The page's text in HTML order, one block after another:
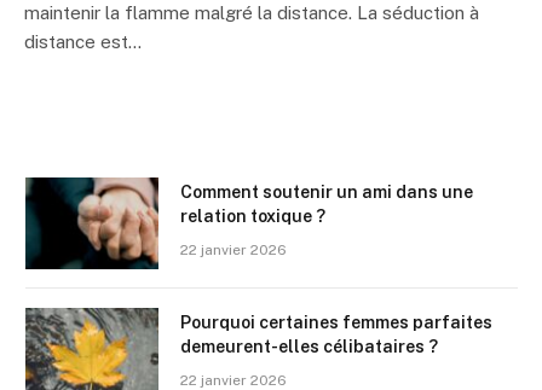
maintenir la flamme malgré la distance. La séduction à
distance est…
Comment soutenir un ami dans une
relation toxique ?
22 janvier 2026
Pourquoi certaines femmes parfaites
demeurent-elles célibataires ?
22 janvier 2026